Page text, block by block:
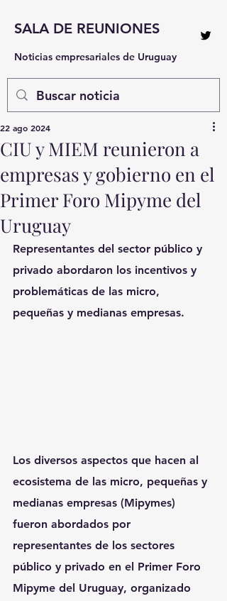
SALA DE REUNIONES
Noticias empresariales de Uruguay
CIU y MIEM reunieron a
empresas y gobierno en el
Primer Foro Mipyme del
Uruguay
22 ago 2024
Representantes del sector público y
privado abordaron los incentivos y
problemáticas de las micro,
pequeñas y medianas empresas.
Los diversos aspectos que hacen al
ecosistema de las micro, pequeñas y
medianas empresas (Mipymes)
fueron abordados por
representantes de los sectores
público y privado en el Primer Foro
Mipyme del Uruguay, organizado